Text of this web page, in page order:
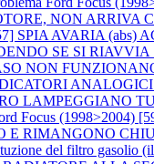
NON ARRIVA
SPIA AVARIA (abs)
SE SI
NON
LAMPEGGIANO
Focus (1998>2004)
E RIMANGONO
del filtro gasolio